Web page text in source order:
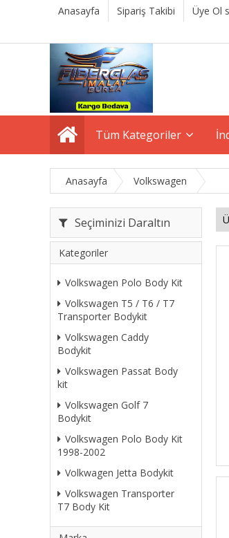
Anasayfa Sipariş Takibi Üye Ol
Tüm Kategoriler
Anasayfa Volkswagen
Seçiminizi Daraltın
Kategoriler
Volkswagen Polo Body Kit
Volkswagen T5 / T6 / T7
Transporter Bodykit
Volkswagen Caddy
Bodykit
Volkswagen Passat Body
kit
Volkswagen Golf 7
Bodykit
Volkswagen Polo Body Kit
1998-2002
Volkwagen Jetta Bodykit
Volkswagen Transporter
T7 Body Kit